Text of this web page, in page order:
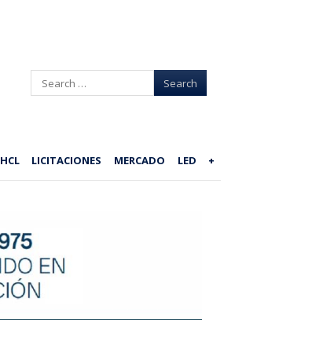
Search
HCL LICITACIONES MERCADO LED +